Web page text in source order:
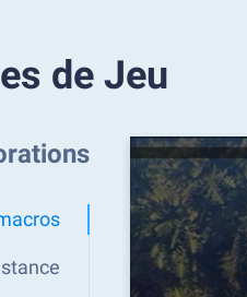
de Jeu